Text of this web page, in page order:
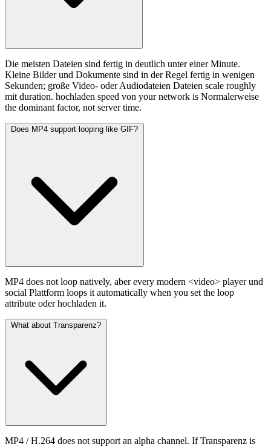
Die meisten Dateien sind fertig in deutlich unter einer Minute.
Kleine Bilder und Dokumente sind in der Regel fertig in wenigen
Sekunden; große Video- oder Audiodateien Dateien scale roughly
mit duration. hochladen speed von your network is Normalerweise
the dominant factor, not server time.
Does MP4 support looping like GIF?
MP4 does not loop natively, aber every modern <video> player und
social Plattform loops it automatically when you set the loop
attribute oder hochladen it.
What about Transparenz?
MP4 / H.264 does not support an alpha channel. If Transparenz is